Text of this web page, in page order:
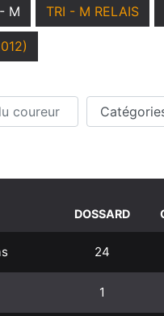
M TRI - M RELAIS
Catégories